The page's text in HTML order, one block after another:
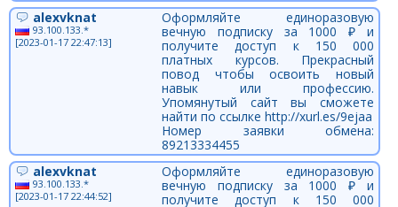
alexvknat
93.100.133.*
[2023-01-17 22:47:13]
Оформляйте единоразовую
вечную подписку за 1000 ₽ и
получите доступ к 150 000
платных курсов. Прекрасный
повод чтобы освоить новый
навык или профессию.
Упомянутый сайт вы сможете
найти по ссылке http://xurl.es/9ejaa
Номер заявки обмена:
89213334455
alexvknat
93.100.133.*
[2023-01-17 22:44:52]
Оформляйте единоразовую
вечную подписку за 1000 ₽ и
получите доступ к 150 000